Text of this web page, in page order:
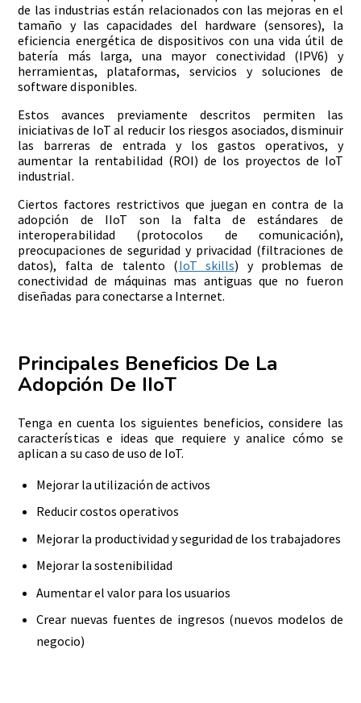
de las industrias están relacionados con las mejoras en el
tamaño y las capacidades del hardware (sensores), la
eficiencia energética de dispositivos con una vida útil de
batería más larga, una mayor conectividad (IPV6) y
herramientas, plataformas, servicios y soluciones de
software disponibles.
Estos avances previamente descritos permiten las
iniciativas de IoT al reducir los riesgos asociados, disminuir
las barreras de entrada y los gastos operativos, y
aumentar la rentabilidad (ROI) de los proyectos de IoT
industrial.
Ciertos factores restrictivos que juegan en contra de la
adopción de IIoT son la falta de estándares de
interoperabilidad (protocolos de comunicación),
preocupaciones de seguridad y privacidad (filtraciones de
datos), falta de talento (IoT skills) y problemas de
conectividad de máquinas mas antiguas que no fueron
diseñadas para conectarse a Internet.
Principales Beneficios De La
Adopción De IIoT
Tenga en cuenta los siguientes beneficios, considere las
características e ideas que requiere y analice cómo se
aplican a su caso de uso de IoT.
Mejorar la utilización de activos
Reducir costos operativos
Mejorar la productividad y seguridad de los trabajadores
Mejorar la sostenibilidad
Aumentar el valor para los usuarios
Crear nuevas fuentes de ingresos (nuevos modelos de
negocio)